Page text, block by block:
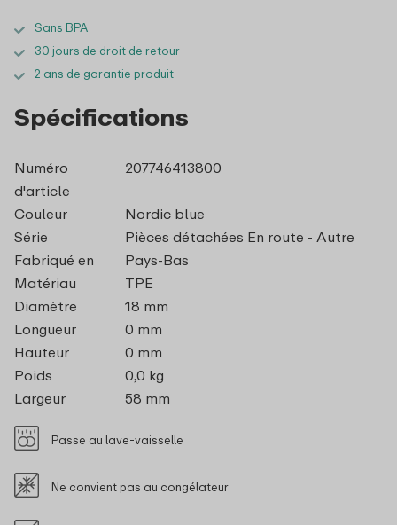
Sans BPA
30 jours de droit de retour
2 ans de garantie produit
Spécifications
Numéro
d'article
207746413800
Couleur
Nordic blue
Série
Pièces détachées En route - Autre
Fabriqué en
Pays-Bas
Matériau
TPE
Diamètre
18 mm
Longueur
0 mm
Hauteur
0 mm
Poids
0,0 kg
Largeur
58 mm
Passe au lave-vaisselle
Ne convient pas au congélateur